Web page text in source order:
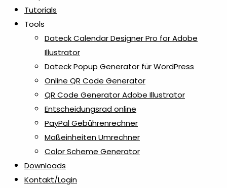
Tutorials
Tools
Dateck Calendar Designer Pro for Adobe
Illustrator
Dateck Popup Generator für WordPress
Online QR Code Generator
QR Code Generator Adobe Illustrator
Entscheidungsrad online
PayPal Gebührenrechner
Maßeinheiten Umrechner
Color Scheme Generator
Downloads
Kontakt/Login